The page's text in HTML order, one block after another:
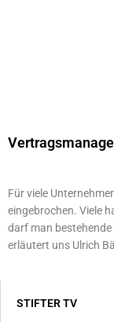
Für viele
eingebrochen. Viele
darf man
erläutert uns Ulrich
STIFTER TV